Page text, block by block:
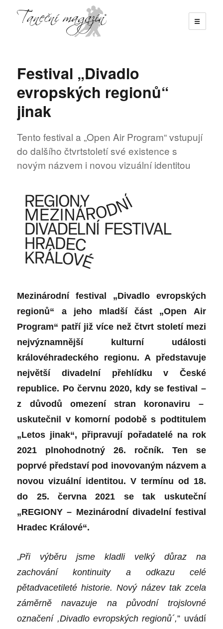
☰
Festival „Divadlo
evropských regionů“
jinak
Tento festival a „Open Air Program“ vstupují
do dalšího čtvrtstoletí své existence s
novým názvem i novou vizuální identitou
Mezinárodní festival „Divadlo evropských
regionů“ a jeho mladší část „Open Air
Program“ patří již více než čtvrt století mezi
nejvýznamnější kulturní události
královéhradeckého regionu. A představuje
největší divadelní přehlídku v České
republice. Po červnu 2020, kdy se festival –
z důvodů omezení stran koronaviru –
uskutečnil v komorní podobě s podtitulem
„Letos jinak“, připravují pořadatelé na rok
2021 plnohodnotný 26. ročník. Ten se
poprvé představí pod inovovaným názvem a
novou vizuální identitou. V termínu od 18.
do 25. června 2021 se tak uskuteční
„REGIONY – Mezinárodní divadelní festival
Hradec Králové“.
„Při výběru jsme kladli velký důraz na
zachování kontinuity a odkazu celé
pětadvacetileté historie. Nový název tak zcela
záměrně navazuje na původní trojslovné
označení ,Divadlo evropských regionů´,” uvádí